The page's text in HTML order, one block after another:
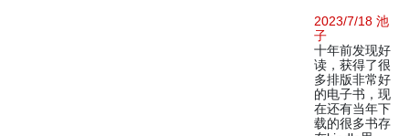
2023/7/18 池
子
十年前发现好
读，获得了很
多排版非常好
的电子书，现
在还有当年下
载的很多书存